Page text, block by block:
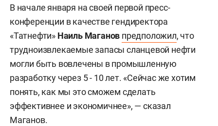
В начале января на своей первой пресс-
конференции в качестве гендиректора
«Татнефти» Наиль Маганов предположил, что
трудноизвлекаемые запасы сланцевой нефти
могли быть вовлечены в промышленную
разработку через 5 - 10 лет. «Сейчас же хотим
понять, как мы это сможем сделать
эффективнее и экономичнее», — сказал
Маганов.